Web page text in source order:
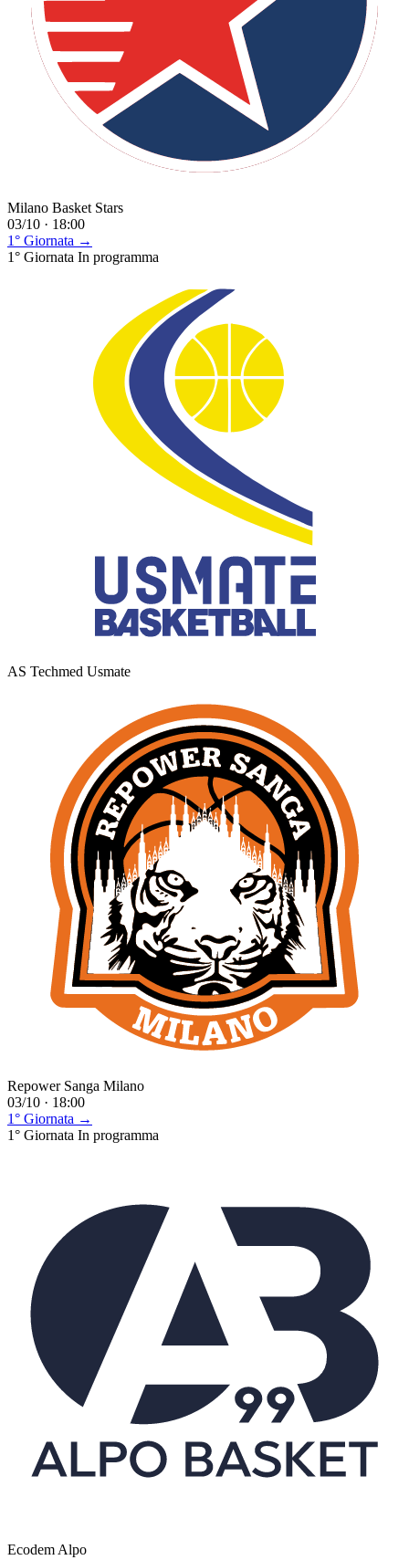
Milano Basket Stars
03/10 · 18:00
1° Giornata →
1° Giornata In programma
AS Techmed Usmate
Repower Sanga Milano
03/10 · 18:00
1° Giornata →
1° Giornata In programma
Ecodem Alpo